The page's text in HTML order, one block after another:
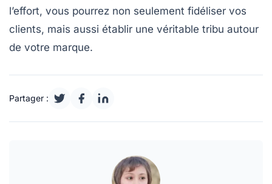
l’effort, vous pourrez non seulement fidéliser vos
clients, mais aussi établir une véritable tribu autour
de votre marque.
Partager :